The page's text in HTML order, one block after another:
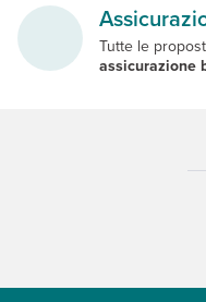
Tutte le
assicurazione